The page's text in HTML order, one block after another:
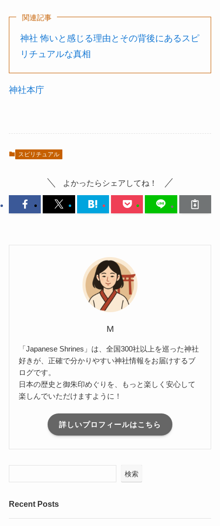
関連記事
神社 怖いと感じる理由とその背後にあるスピ
リチュアルな真相
神社本庁
スピリチュアル
よかったらシェアしてね！
M
「Japanese Shrines」は、全国300社以上を巡った神社
好きが、正確で分かりやすい神社情報をお届けするブ
ログです。
日本の歴史と御朱印めぐりを、もっと楽しく安心して
楽しんでいただけますように！
詳しいプロフィールはこちら
検索
Recent Posts